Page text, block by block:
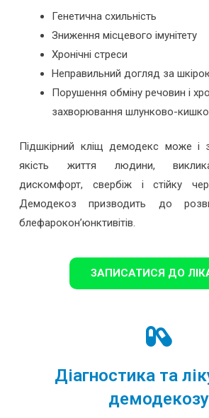
Генетична схильність
Зниження місцевого імунітету
Хронічні стреси
Неправильний догляд за
Порушення обміну речовин і
захворювання шлунково-
Підшкірний кліщ демодекс може і
якість життя людини,
дискомфорт, свербіж і стійку
Демодекоз призводить до
блефарокон’юнктивітів.
ЗАПИСАТИСЯ ДО
Діагностика та
демодекозу